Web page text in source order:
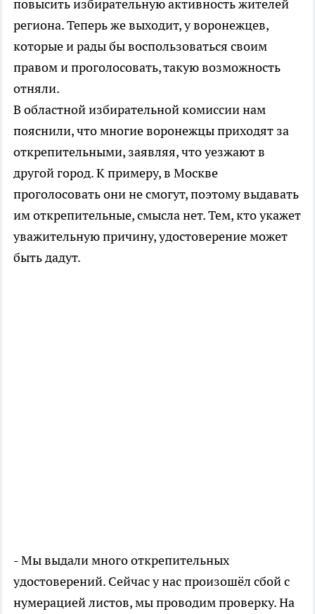
повысить избирательную активность жителей
региона. Теперь же выходит, у воронежцев,
которые и рады бы воспользоваться своим
правом и проголосовать, такую возможность
отняли.
В областной избирательной комиссии нам
пояснили, что многие воронежцы приходят за
открепительными, заявляя, что уезжают в
другой город. К примеру, в Москве
проголосовать они не смогут, поэтому выдавать
им открепительные, смысла нет. Тем, кто укажет
уважительную причину, удостоверение может
быть дадут.
- Мы выдали много открепительных
удостоверений. Сейчас у нас произошёл сбой с
нумерацией листов, мы проводим проверку. На